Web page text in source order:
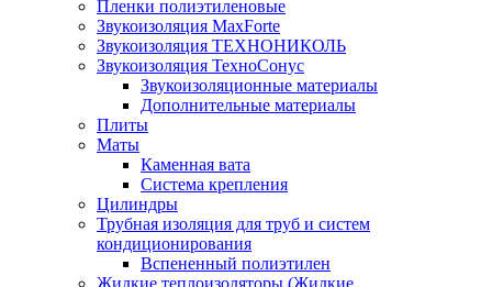
Пленки полиэтиленовые
Звукоизоляция MaxForte
Звукоизоляция ТЕХНОНИКОЛЬ
Звукоизоляция ТехноСонус
Звукоизоляционные материалы
Дополнительные материалы
Плиты
Маты
Каменная вата
Система крепления
Цилиндры
Трубная изоляция для труб и систем
кондиционирования
Вспененный полиэтилен
Жидкие теплоизоляторы (Жидкие